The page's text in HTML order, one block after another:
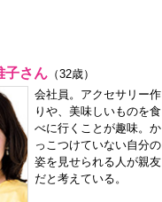
子さん（32歳）
会社員。アクセサリー作
りや、美味しいものを食
べに行くことが趣味。か
っこつけていない自分の
姿を見せられる人が親友
だと考えている。